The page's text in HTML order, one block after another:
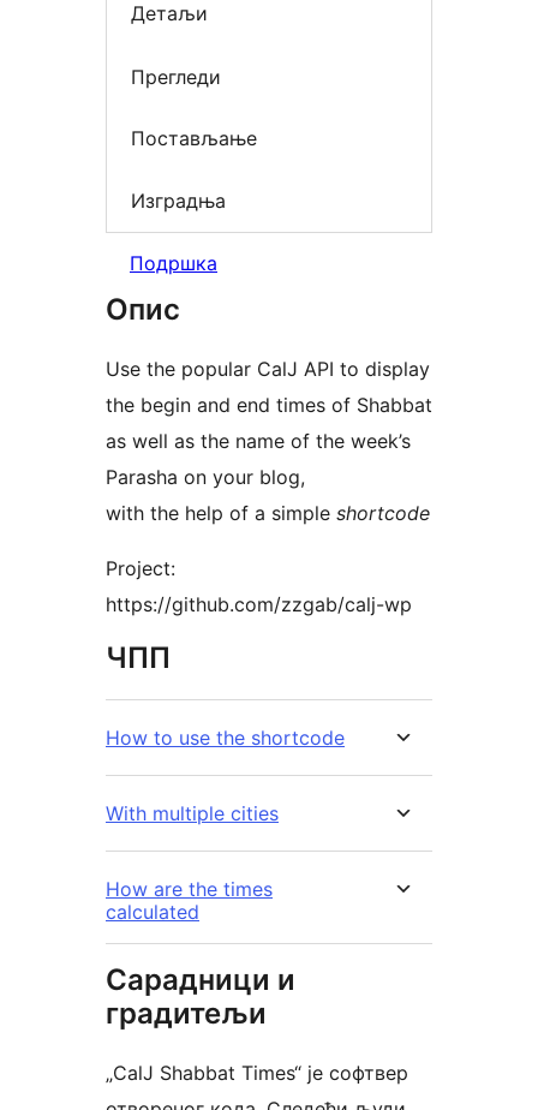
Детаљи
Прегледи
Постављање
Изградња
Подршка
Опис
Use the popular CalJ API to display
the begin and end times of Shabbat
as well as the name of the week’s
Parasha on your blog,
with the help of a simple shortcode
Project:
https://github.com/zzgab/calj-wp
ЧПП
How to use the shortcode
With multiple cities
How are the times
calculated
Сарадници и
градитељи
„CalJ Shabbat Times“ је софтвер